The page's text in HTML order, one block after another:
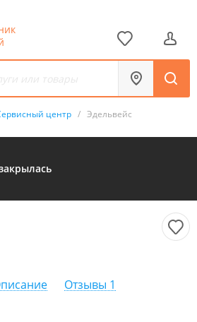
центр / Эдельвейс
Отзывы 1
Снеговая, 13